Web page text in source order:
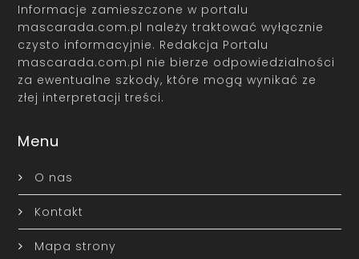
Informacje zamieszczone w portalu
mascarada.com.pl należy traktować wyłącznie
czysto informacyjnie. Redakcja Portalu
mascarada.com.pl nie bierze odpowiedzialności
za ewentualne szkody, które mogą wynikać ze
złej interpretacji treści.
Menu
O nas
Kontakt
Mapa strony